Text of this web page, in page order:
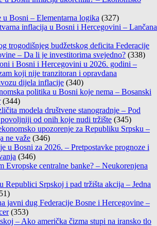
u Bosni – Elementarna logika (327)
inflacija u Bosni i Hercegovini – Lančana
trogodišnjeg budžetskog deficita Federacije
– Da li je investitorima svejedno? (338)
i Bosni i Hercegovini u 2026. godini –
koji nije tranzitoran i opravdana
dijela inflacije (340)
politika u Bosni koje nema – Bosanski
(344)
modela društvene stanogradnje – Pod
od onih koje nudi tržište (345)
upozorenje za Republiku Srpsku –
ne važe (346)
u Bosni za 2026. – Pretpostavke prognoze i
(346)
Evropske centralne banke? – Neukorenjena
Republici Srpskoj i pad tržišta akcija – Jedna
javni dug Federacije Bosne i Hercegovine –
(353)
– Ako američka čizma stupi na iransko tlo